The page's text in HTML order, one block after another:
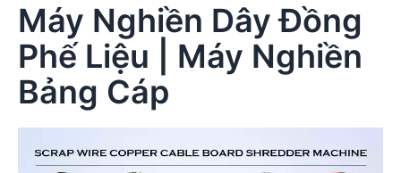
Máy Nghiền Dây Đồng
Phế Liệu | Máy Nghiền
Bảng Cáp